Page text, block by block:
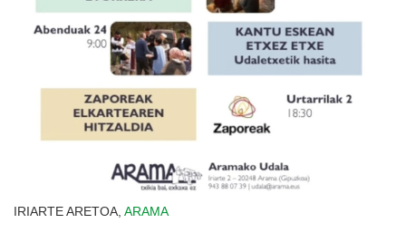
IRIARTE ARETOA, ARAMA